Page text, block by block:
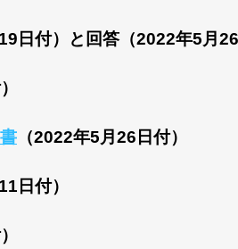
付）と回答（2022年5月26
（2022年5月26日付）
日付）